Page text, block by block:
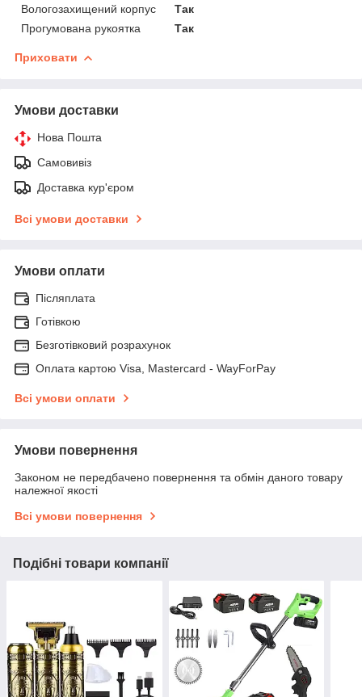
Вологозахищений корпус
Так
Прогумована рукоятка
Так
Приховати
Умови доставки
Нова Пошта
Самовивіз
Доставка кур'єром
Всі умови доставки
Умови оплати
Післяплата
Готівкою
Безготівковий розрахунок
Оплата картою Visa, Mastercard - WayForPay
Всі умови оплати
Умови повернення
Законом не передбачено повернення та обмін даного товару
належної якості
Всі умови повернення
Подібні товари компанії